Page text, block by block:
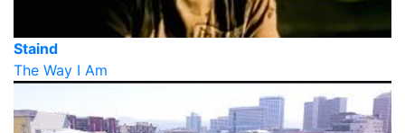
Staind
The Way I Am